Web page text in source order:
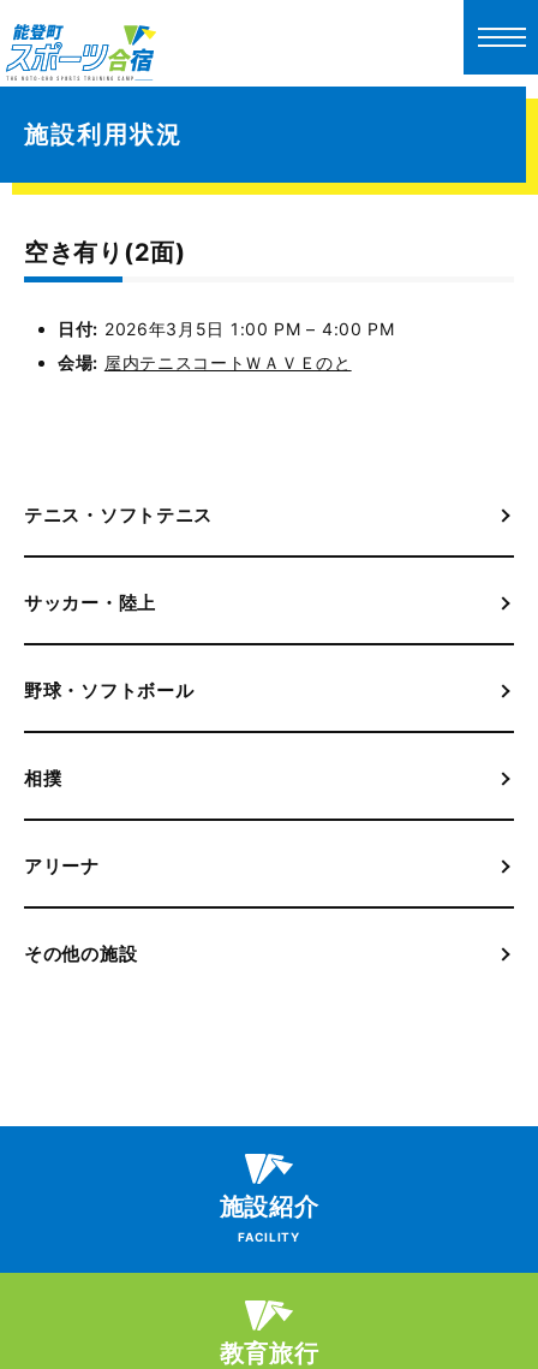
施設利用状況
空き有り(2面)
日付: 2026年3月5日 1:00 PM – 4:00 PM
会場: 屋内テニスコートＷＡＶＥのと
テニス・ソフトテニス
サッカー・陸上
野球・ソフトボール
相撲
アリーナ
その他の施設
施設紹介
FACILITY
教育旅行